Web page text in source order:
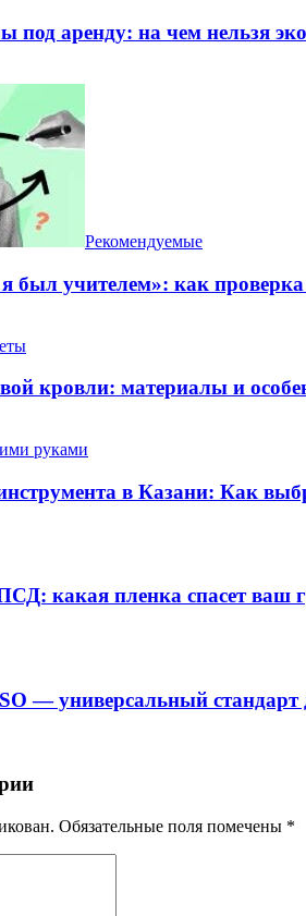
под аренду: на чем нельзя
Рекомендуемые
был учителем»: как
кровли: материалы и
руками
в Казани: Как
какая пленка спасет ваш
— универсальный
Обязательные поля помечены *